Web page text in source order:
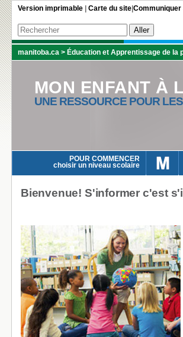
Version imprimable Carte du site
manitoba.ca > Éducation et Apprentissage de la
MON ENFANT À
UNE RESSOURCE POUR
POUR COMMENCER
choisir un niveau scolaire
Bienvenue! S'informer c'est